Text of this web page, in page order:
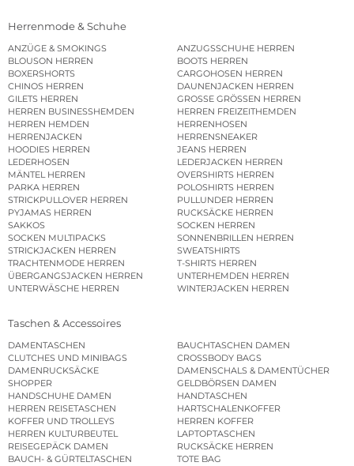
Herrenmode & Schuhe
ANZÜGE & SMOKINGS
ANZUGSSCHUHE HERREN
BLOUSON HERREN
BOOTS HERREN
BOXERSHORTS
CARGOHOSEN HERREN
CHINOS HERREN
DAUNENJACKEN HERREN
GILETS HERREN
GROSSE GRÖSSEN HERREN
HERREN BUSINESSHEMDEN
HERREN FREIZEITHEMDEN
HERREN HEMDEN
HERRENHOSEN
HERRENJACKEN
HERRENSNEAKER
HOODIES HERREN
JEANS HERREN
LEDERHOSEN
LEDERJACKEN HERREN
MÄNTEL HERREN
OVERSHIRTS HERREN
PARKA HERREN
POLOSHIRTS HERREN
STRICKPULLOVER HERREN
PULLUNDER HERREN
PYJAMAS HERREN
RUCKSÄCKE HERREN
SAKKOS
SOCKEN HERREN
SOCKEN MULTIPACKS
SONNENBRILLEN HERREN
STRICKJACKEN HERREN
SWEATSHIRTS
TRACHTENMODE HERREN
T-SHIRTS HERREN
ÜBERGANGSJACKEN HERREN
UNTERHEMDEN HERREN
UNTERWÄSCHE HERREN
WINTERJACKEN HERREN
Taschen & Accessoires
DAMENTASCHEN
BAUCHTASCHEN DAMEN
CLUTCHES UND MINIBAGS
CROSSBODY BAGS
DAMENRUCKSÄCKE
DAMENSCHALS & DAMENTÜCHER
SHOPPER
GELDBÖRSEN DAMEN
HANDSCHUHE DAMEN
HANDTASCHEN
HERREN REISETASCHEN
HARTSCHALENKOFFER
KOFFER UND TROLLEYS
HERREN KOFFER
HERREN KULTURBEUTEL
LAPTOPTASCHEN
REISEGEPÄCK DAMEN
RUCKSÄCKE HERREN
BAUCH- & GÜRTELTASCHEN
TOTE BAG